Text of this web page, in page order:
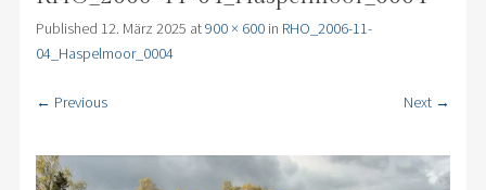
Published 12. März 2025 at900 × 600in RHO_2006-11-
04_Haspelmoor_0004
← Previous Next →